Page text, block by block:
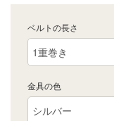
ベルトの長さ
金具の色